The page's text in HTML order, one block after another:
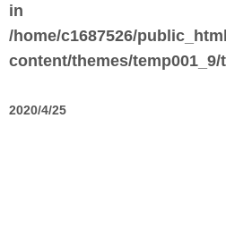
in
/home/c1687526/
content/themes/temp001_9/
2020/4/25